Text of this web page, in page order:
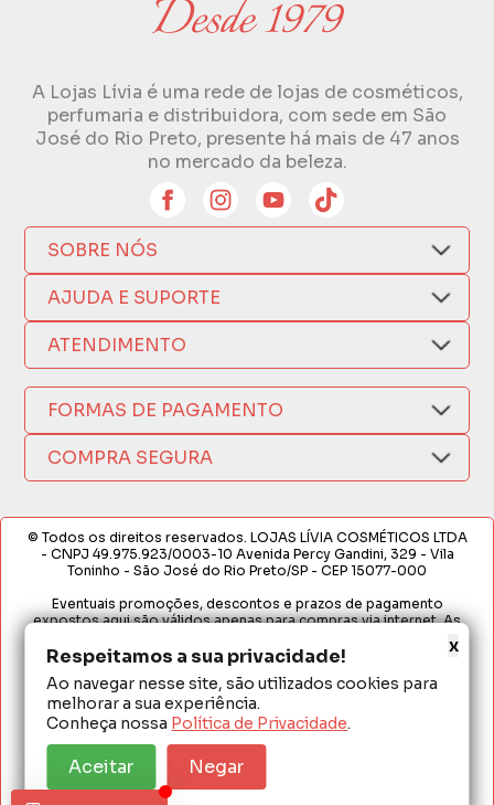
Respeitamos a sua privacidade!
Ao navegar nesse site, são utilizados cookies para
melhorar a sua experiência.
Conheça nossa Política de Privacidade.
Aceitar Negar
x
A Lojas Lívia é uma rede de lojas de cosméticos,
perfumaria e distribuidora, com sede em São
José do Rio Preto, presente há mais de 47 anos
no mercado da beleza.
SOBRE NÓS
Quem Somos
Compra Segura
Como Comprar
Nossas Lojas
Política de Privacidade
AJUDA E SUPORTE
Nosso Aplicativo
Trocas e Devoluções
Formas de Pagamento
Fretes e Entregas
Fabricantes
Termos de Compra e Venda
ATENDIMENTO
(17) 3209-9595
sacweb@lojaslivia.com.br
FORMAS DE PAGAMENTO
COMPRA SEGURA
© Todos os direitos reservados. LOJAS LÍVIA COSMÉTICOS LTDA
- CNPJ 49.975.923/0003-10 Avenida Percy Gandini, 329 - Vila
Toninho - São José do Rio Preto/SP - CEP 15077-000
Eventuais promoções, descontos e prazos de pagamento
expostos aqui são válidos apenas para compras via internet. As
Loja. É proibida a utilização total ou parcial sem nossa autorização.
Em caso de divergência de preços no site, o valor válido é o do
Carrinho de Compras. Preços e condições de pagamento
exclusivos para compras via internet. Ofertas válidas até o
término de nossos estoques para internet. Vendas sujeitas à
análise e confirmação de dados.